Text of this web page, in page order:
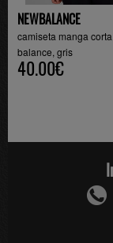
NEWBALANCE
camiseta manga
balance, gris
40.00€